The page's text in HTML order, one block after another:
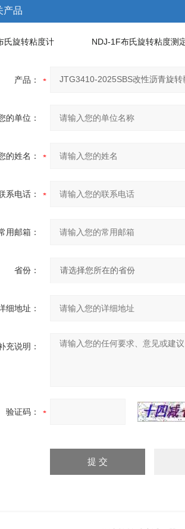
产品
氏旋转粘度计 NDJ-1F布氏旋转粘度测
产品：
的单位：
的姓名：
系电话：
用邮箱：
省份：
细地址：
充说明：
验证码：